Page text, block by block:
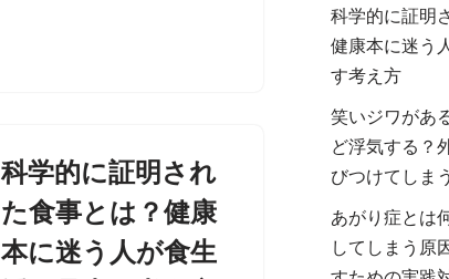
科学的に証明され
た食事とは？健康
本に迷う人が食生
科学的に証明
健康本に迷う
す考え方
笑いジワがあ
ど浮気する？
びつけてしま
あがり症とは
してしまう原